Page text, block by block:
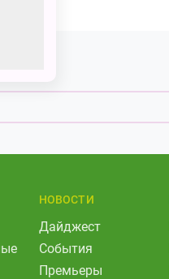
НОВОСТИ
Дайджест
События
Премьеры